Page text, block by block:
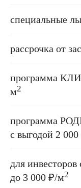
специальные
рассрочка от
программа
м2
программа
с выгодой 2
для инвесторов
до 3 000 ₽/м2